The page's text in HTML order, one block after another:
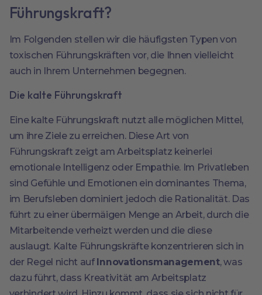
Führungskraft?
Im Folgenden stellen wir die häufigsten Typen von
toxischen Führungskräften vor, die Ihnen vielleicht
auch in Ihrem Unternehmen begegnen.
Die kalte Führungskraft
Eine kalte Führungskraft nutzt alle möglichen Mittel,
um ihre Ziele zu erreichen. Diese Art von
Führungskraft zeigt am Arbeitsplatz keinerlei
emotionale Intelligenz oder Empathie. Im Privatleben
sind Gefühle und Emotionen ein dominantes Thema,
im Berufsleben dominiert jedoch die Rationalität. Das
führt zu einer übermäigen Menge an Arbeit, durch die
Mitarbeitende verheizt werden und die diese
auslaugt. Kalte Führungskräfte konzentrieren sich in
der Regel nicht auf Innovationsmanagement, was
dazu führt, dass Kreativität am Arbeitsplatz